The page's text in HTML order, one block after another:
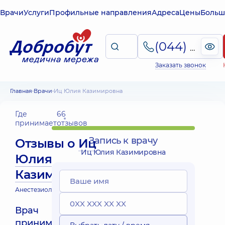
ВрачиУслугиПрофильные направленияАдресаЦены
(044) 495-2-888
Заказать звонок
Главная Врачи Иц Юлия Казимировна
Где
принимает
66
отзывов
Отзывы о Иц
Юлия
Казимировна
Анестезиолог
Врач
Запись к врачу
Иц Юлия Казимировна